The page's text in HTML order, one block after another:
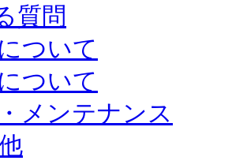
質問
ついて
ついて
メンテナンス